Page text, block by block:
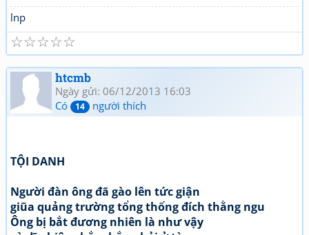
lnp
☆
☆
☆
☆
☆
htcmb
Ngày gửi: 06/12/2013 16:03
Có
14 người thích
TỘI DANH
Người đàn ông đã gào lên tức giận
giũa quảng trường tổng thống đích thằng ngu
Ông bị bắt đương nhiên là như vậy